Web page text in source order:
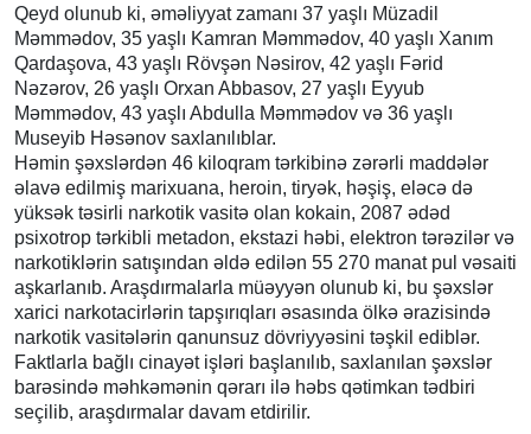
Qeyd olunub ki, əməliyyat zamanı 37 yaşlı Müzadil
Məmmədov, 35 yaşlı Kamran Məmmədov, 40 yaşlı Xanım
Qardaşova, 43 yaşlı Rövşən Nəsirov, 42 yaşlı Fərid
Nəzərov, 26 yaşlı Orxan Abbasov, 27 yaşlı Eyyub
Məmmədov, 43 yaşlı Abdulla Məmmədov və 36 yaşlı
Museyib Həsənov saxlanılıblar.
Həmin şəxslərdən 46 kiloqram tərkibinə zərərli maddələr
əlavə edilmiş marixuana, heroin, tiryək, həşiş, eləcə də
yüksək təsirli narkotik vasitə olan kokain, 2087 ədəd
psixotrop tərkibli metadon, ekstazi həbi, elektron tərəzilər və
narkotiklərin satışından əldə edilən 55 270 manat pul vəsaiti
aşkarlanıb. Araşdırmalarla müəyyən olunub ki, bu şəxslər
xarici narkotacirlərin tapşırıqları əsasında ölkə ərazisində
narkotik vasitələrin qanunsuz dövriyyəsini təşkil ediblər.
Faktlarla bağlı cinayət işləri başlanılıb, saxlanılan şəxslər
barəsində məhkəmənin qərarı ilə həbs qətimkan tədbiri
seçilib, araşdırmalar davam etdirilir.